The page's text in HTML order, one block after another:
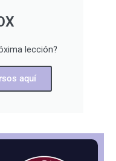
lección?
aquí